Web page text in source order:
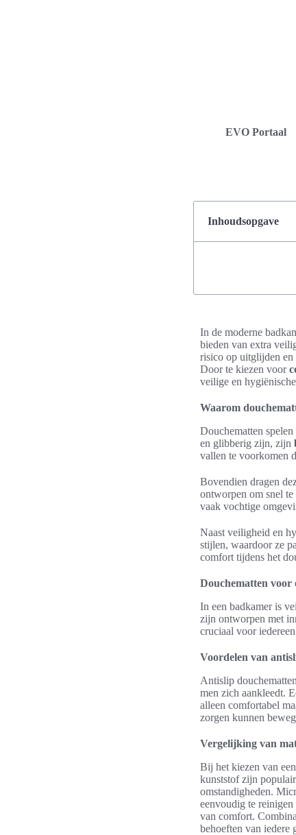
EVO Portaal
Inhoudsopgave
In de moderne
bieden van extra
risico op uitglijden en
Door te kiezen voor
veilige en
Waarom
Douchematten
en glibberig zijn, zijn
vallen te voorkomen
Bovendien dragen
ontworpen om snel
vaak vochtige
Naast veiligheid en
stijlen, waardoor ze
comfort tijdens het
Douchematten
In een badkamer is
zijn ontworpen met
cruciaal voor
Voordelen van
Antislip
men zich aankleedt.
alleen comfortabel
zorgen kunnen
Vergelijking van
Bij het kiezen van
kunststof zijn
omstandigheden.
eenvoudig te
van comfort.
behoeften van iedere